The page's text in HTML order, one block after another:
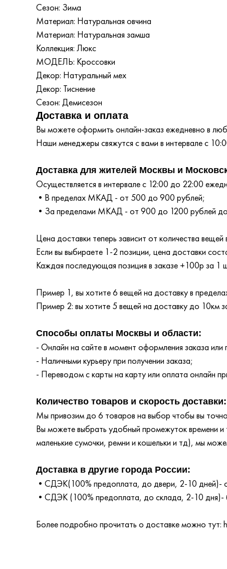
Сезон: Зима
Материал: Натуральная овчина
Материал: Натуральная замша
Коллекция: Люкс
МОДЕЛЬ: Кроссовки
Декор: Натуральный мех
Декор: Тиснение
Сезон: Демисезон
Доставка и оплата
Вы можете оформить онлайн-заказ ежедневно в
Наши менеджеры свяжутся с вами в интервале с
Доставка для жителей Москвы и
Осуществляется в интервале с 12:00 до 22:00
•В пределах МКАД - от 500 до 900 рублей;
•За пределами МКАД - от 900 до 1200 рублей
Цена доставки теперь зависит от количества вещей
Если вы выбираете 1-2 позиции, цена доставки
Каждая последующая позиция в заказе +100р за 1
Пример 1, вы хотите 6 вещей на доставку в
Пример 2: вы хотите 5 вещей на доставку до
Способы оплаты Москвы и области:
- Онлайн на сайте в момент оформления заказа или
- Наличными курьеру при получении заказа;
- Переводом с карты на карту или оплата онлайн
Количество товаров и скорость доставки:
Мы привозим до 6 товаров на выбор чтобы вы
Вы можете выбрать удобный промежуток времени и
маленькие сумочки, ремни и кошельки и тд), мы
Доставка в другие города России:
•СДЭК(100% предоплата, до двери, 2-10 дней)-
•СДЭК (100% предоплата, до склада, 2-10 дня)-
Более подробно прочитать о доставке можно